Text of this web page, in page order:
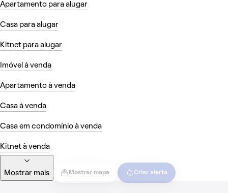
Mostrar mapa Criar alerta
Apartamento para alugar
Casa para alugar
Kitnet para alugar
Imóvel à venda
Apartamento à venda
Casa à venda
Casa em condomínio à venda
Kitnet à venda
Mostrar mais